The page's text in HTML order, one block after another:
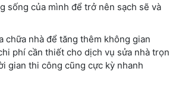
sống của mình để trở nên sạch sẽ và
chữa nhà để tăng thêm không gian
phí cần thiết cho dịch vụ sửa nhà trọn
gian thi công cũng cực kỳ nhanh